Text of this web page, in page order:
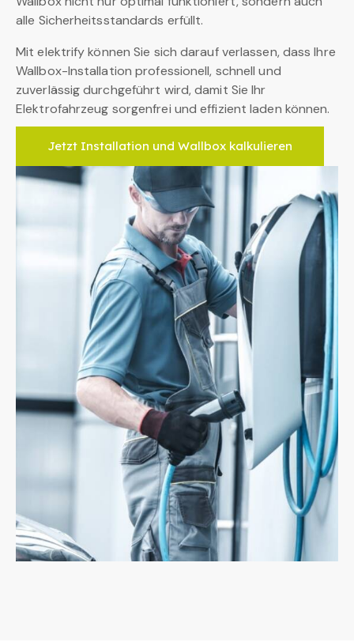
alle Sicherheitsstandards erfüllt.
Mit elektrify können Sie sich darauf verlassen, dass Ihre
Wallbox-Installation professionell, schnell und
zuverlässig durchgeführt wird, damit Sie Ihr
Elektrofahrzeug sorgenfrei und effizient laden können.
Jetzt Installation und Wallbox kalkulieren